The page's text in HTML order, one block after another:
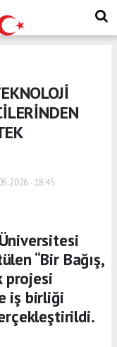
- 18:45
“Bir Bağış,
projesi
iş birliği